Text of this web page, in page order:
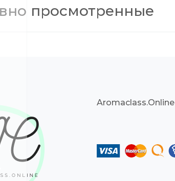
просмотренные
Aromaclass.Online